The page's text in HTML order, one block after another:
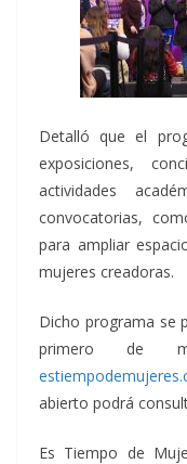
Detalló que el
exposiciones,
actividades
convocatorias,
para ampliar
mujeres creadoras.
Dicho programa se
primero de
abierto podrá
Es Tiempo de